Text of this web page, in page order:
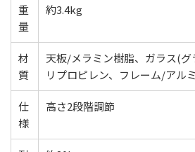
重
量
約3.4kg
材
質
天板/メラミン樹脂、ガラス(
リプロピレン、フレーム/アル
仕
様
高さ2段階調節